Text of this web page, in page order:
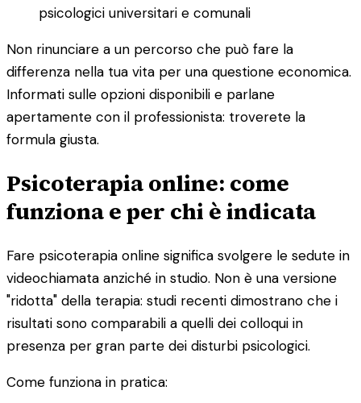
psicologici universitari e comunali
Non rinunciare a un percorso che può fare la
differenza nella tua vita per una questione economica.
Informati sulle opzioni disponibili e parlane
apertamente con il professionista: troverete la
formula giusta.
Psicoterapia online: come
funziona e per chi è indicata
Fare psicoterapia online significa svolgere le sedute in
videochiamata anziché in studio. Non è una versione
"ridotta" della terapia: studi recenti dimostrano che i
risultati sono comparabili a quelli dei colloqui in
presenza per gran parte dei disturbi psicologici.
Come funziona in pratica: